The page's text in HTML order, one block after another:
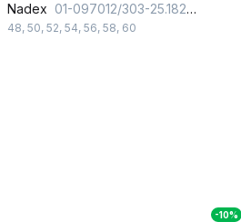
Nadex 01-097012/303-25.182-188
48, 50, 52, 54, 56, 58, 60
-10%